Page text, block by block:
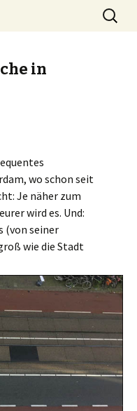
Suchen
nach:
in
wo schon seit
Je näher zum
wird es. Und:
(von seiner
wie die Stadt